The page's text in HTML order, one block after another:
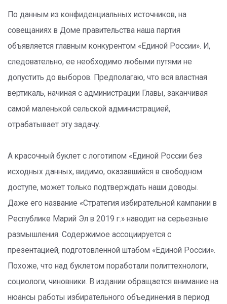
По данным из конфиденциальных источников, на
совещаниях в Доме правительства наша партия
объявляется главным конкурентом «Единой России». И,
следовательно, ее необходимо любыми путями не
допустить до выборов. Предполагаю, что вся властная
вертикаль, начиная с администрации Главы, заканчивая
самой маленькой сельской администрацией,
отрабатывает эту задачу.
А красочный буклет с логотипом «Единой России без
исходных данных, видимо, оказавшийся в свободном
доступе, может только подтверждать наши доводы.
Даже его название «Стратегия избирательной кампании в
Республике Марий Эл в 2019 г.» наводит на серьезные
размышления. Содержимое ассоциируется с
презентацией, подготовленной штабом «Единой России».
Похоже, что над буклетом поработали политтехнологи,
социологи, чиновники. В издании обращается внимание на
нюансы работы избирательного объединения в период